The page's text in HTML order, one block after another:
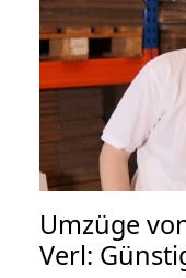
Umzüge
Verl: